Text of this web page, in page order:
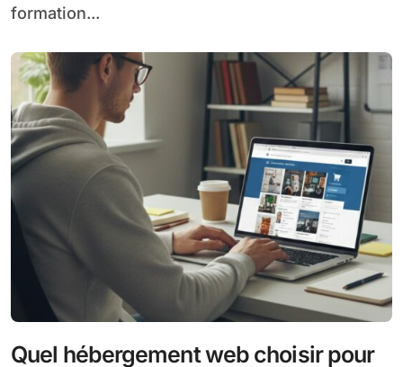
formation...
Quel hébergement web choisir pour